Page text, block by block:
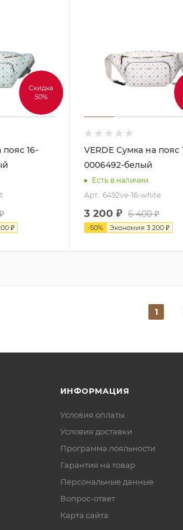
Скидка
50%
₽
VERDE Сумка на пояс 16-
0006492-белый
Есть в наличии
Арт.: 6492ve-16-white
3 200 ₽ 6 400₽
-50% Экономия 3 200₽
1
ИНФОРМАЦИЯ
Условия оплаты
Условия доставки
Программа лояльности
Гарантия на товар
Персональные данные
Вопрос-ответ
Карта сайта